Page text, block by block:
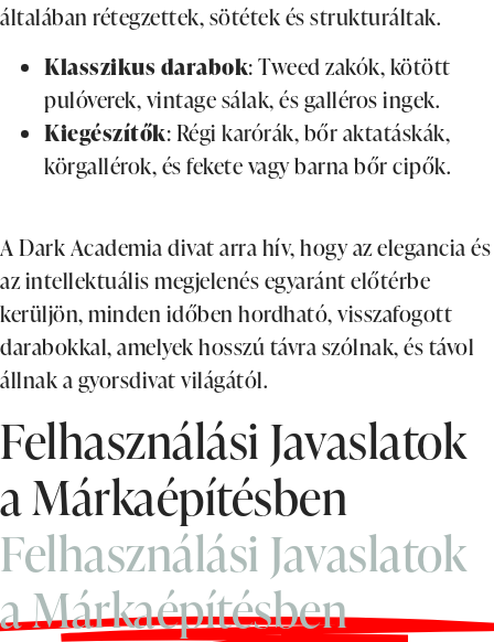
általában rétegzettek, sötétek és strukturáltak.
Klasszikus darabok: Tweed zakók, kötött
pulóverek, vintage sálak, és galléros ingek.
Kiegészítők: Régi karórák, bőr aktatáskák,
körgallérok, és fekete vagy barna bőr cipők.
A Dark Academia divat arra hív, hogy az elegancia és
az intellektuális megjelenés egyaránt előtérbe
kerüljön, minden időben hordható, visszafogott
darabokkal, amelyek hosszú távra szólnak, és távol
állnak a gyorsdivat világától.
Felhasználási Javaslatok
a Márkaépítésben
Felhasználási Javaslatok
a Márkaépítésben